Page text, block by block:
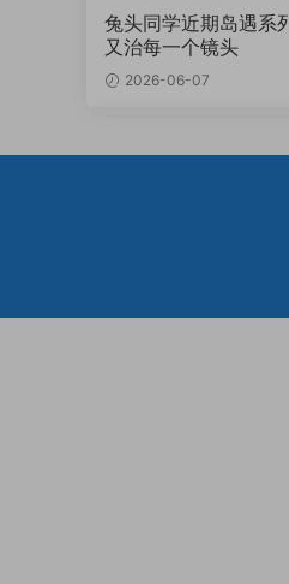
兔头同学近期岛遇系
又治每一个镜头
2026-06-07